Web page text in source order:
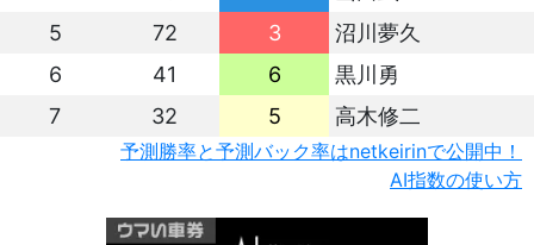
5
72 3
沼川夢久
6
41 6
黒川勇
7
32 5 高木修二
予測勝率と予測バック率はnetkeirinで公開中！
AI指数の使い方